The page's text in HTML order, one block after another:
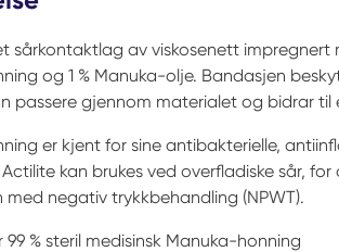
sårkontaktlag av viskosenett impregnert
og 1 % Manuka-olje. Bandasjen
passere gjennom materialet og bidrar til
er kjent for sine antibakterielle,
kan brukes ved overfladiske sår,
med negativ trykkbehandling (NPWT).
99 % steril medisinsk Manuka-honning